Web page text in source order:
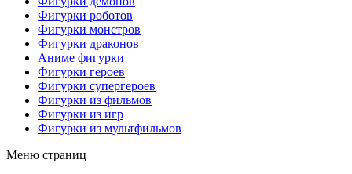
Фигурки роботов
Фигурки монстров
Фигурки драконов
Аниме фигурки
Фигурки героев
Фигурки супергероев
Фигурки из фильмов
Фигурки из игр
Фигурки из мультфильмов
Меню страниц